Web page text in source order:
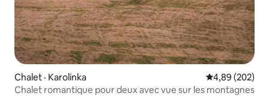
Chalet · Karolinka Note
4,89 (202)
Chalet romantique pour deux avec vue sur les montagnes